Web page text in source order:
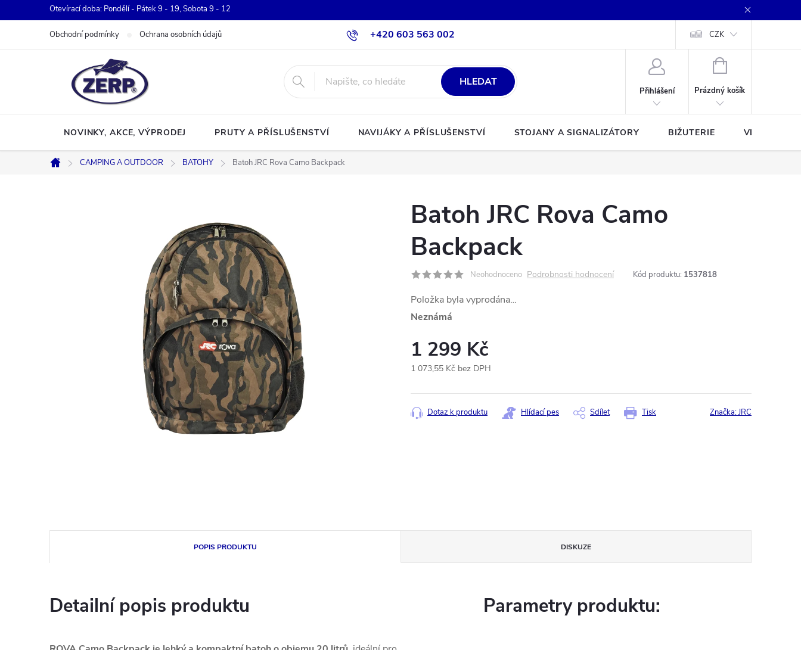
na
Otevírací doba: Pondělí - Pátek 9 - 19, Sobota 9 - 12
+420 603 563 002
Obchodní podmínky Ochrana osobních údajů CZK
HLEDAT
Přihlášení
NÁKUPNÍ
Prázdný košík
NOVINKY, AKCE, VÝPRODEJ PRUTY A PŘÍSLUŠENSTVÍ NAVIJÁKY A PŘÍSLUŠENSTVÍ STOJANY A SIGNALIZÁTORY BIŽUTERIE VLASCE A
Domů
CAMPING A OUTDOOR BATOHY Batoh JRC Rova Camo Backpack
Batoh JRC Rova Camo
Backpack
Neohodnoceno Podrobnosti hodnocení Kód produktu: 1537818
Položka byla vyprodána…
Neznámá
1 299 Kč
1 073,55 Kč bez DPH
cena:
Tisk
Dotaz k produktu Hlídací pes Sdílet Značka:JRC
POPIS PRODUKTU DISKUZE
Detailní popis produktu Parametry produktu: